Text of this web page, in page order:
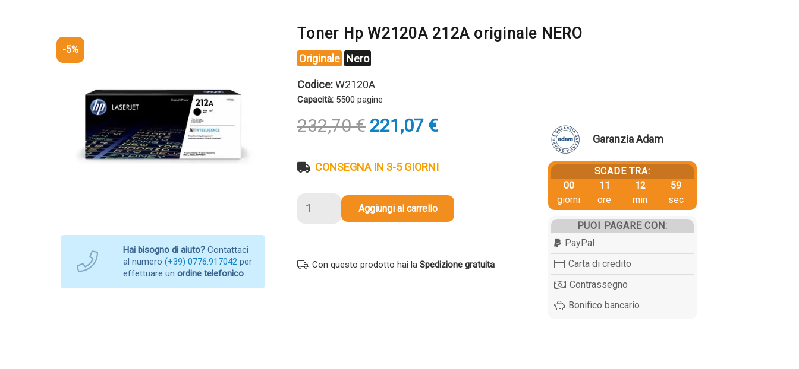
-5%
Hai bisogno di aiuto? Contattaci
al numero (+39) 0776.917042 per
effettuare un ordine telefonico
Toner Hp W2120A 212A originale NERO
Originale Nero
Codice:W2120A
Capacità: 5500 pagine
232,70€ Il
prezzo
era:
221,07 €Il
è:
CONSEGNA IN 3-5 GIORNI
Hp
NERO
Aggiungi al carrello
Con questo prodotto hai la Spedizione gratuita
Garanzia Adam
SCADE TRA:
00
giorni
11
ore
12
min
58
sec
PUOI PAGARE CON:
PayPal
Carta di credito
Contrassegno
Bonifico bancario